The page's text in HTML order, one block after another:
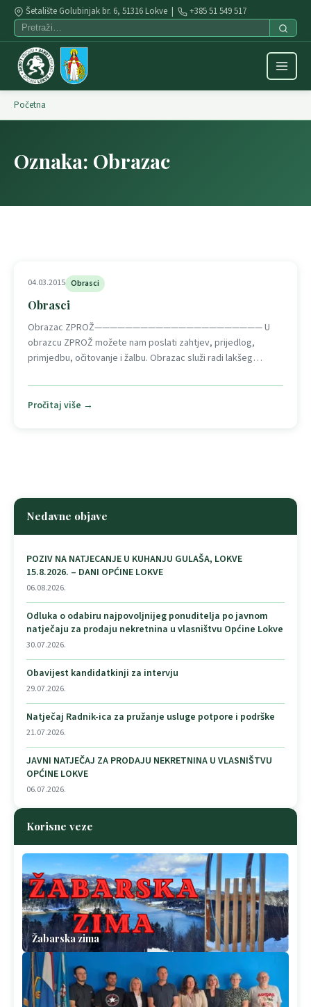
Šetalište Golubinjak br. 6, 51316 Lokve | +385 51 549 517
Početna
Oznaka: Obrazac
04.03.2015 Obrasci
Obrasci
Obrazac ZPROŽ—————————————————————— U
obrazcu ZPROŽ možete nam poslati zahtjev, prijedlog,
primjedbu, očitovanje i žalbu. Obrazac služi radi lakšeg…
Pročitaj više →
Nedavne objave
POZIV NA NATJECANJE U KUHANJU GULAŠA, LOKVE
15.8.2026. – DANI OPĆINE LOKVE
06.08.2026.
Odluka o odabiru najpovoljnijeg ponuditelja po javnom
natječaju za prodaju nekretnina u vlasništvu Općine Lokve
30.07.2026.
Obavijest kandidatkinji za intervju
29.07.2026.
Natječaj Radnik-ica za pružanje usluge potpore i podrške
21.07.2026.
JAVNI NATJEČAJ ZA PRODAJU NEKRETNINA U VLASNIŠTVU
OPĆINE LOKVE
06.07.2026.
Korisne veze
Žabarska zima